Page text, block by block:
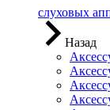
слуховых
Назад